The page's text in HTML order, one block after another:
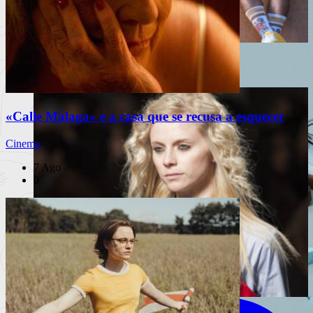
MERGE 4
«Calle Málaga» e a casa que se recusa a esquecer
Cinema
7 Ago
INSTAGRAM